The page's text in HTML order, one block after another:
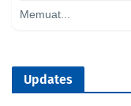
Memuat...
Updates